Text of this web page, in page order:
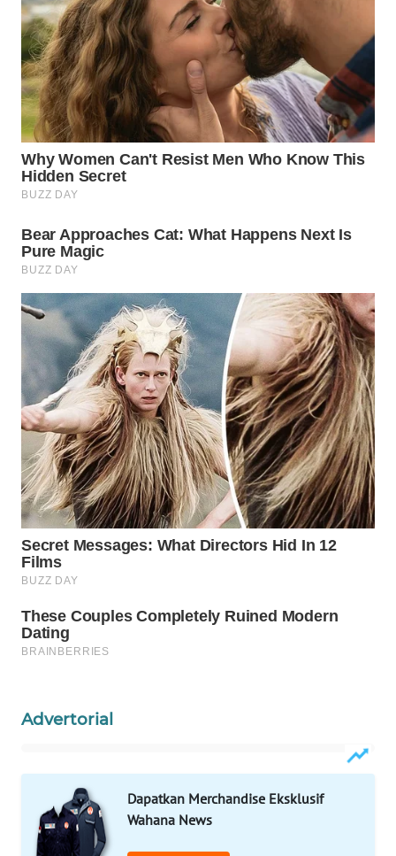
Advertorial
Dapatkan Merchandise Eksklusif
Wahana News
WN
LIKUPANG
WN
LABUANBAJO
WN
BORNEO
Media
Group
NEWS
WAHANA
TANI
WAHANA
ADVOKAT
WAHANA
INFRASTRUKTUR
WAHANA
KONSUMEN
WAHANA
LISTRIK
WAHANANEWS
ID